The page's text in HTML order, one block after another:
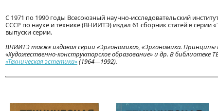
С 1971 по 1990 годы Всесоюзный научно-исследовательский
СССР по науке и технике (ВНИИТЭ) издал 61 сборник статей в серии
выпуски серии.
ВНИИТЭ также издавал серии «Эргономика», «Эргономика.
«Художественно-конструкторское образование» и др. В
«Техническая эстетика»(1964—1992).